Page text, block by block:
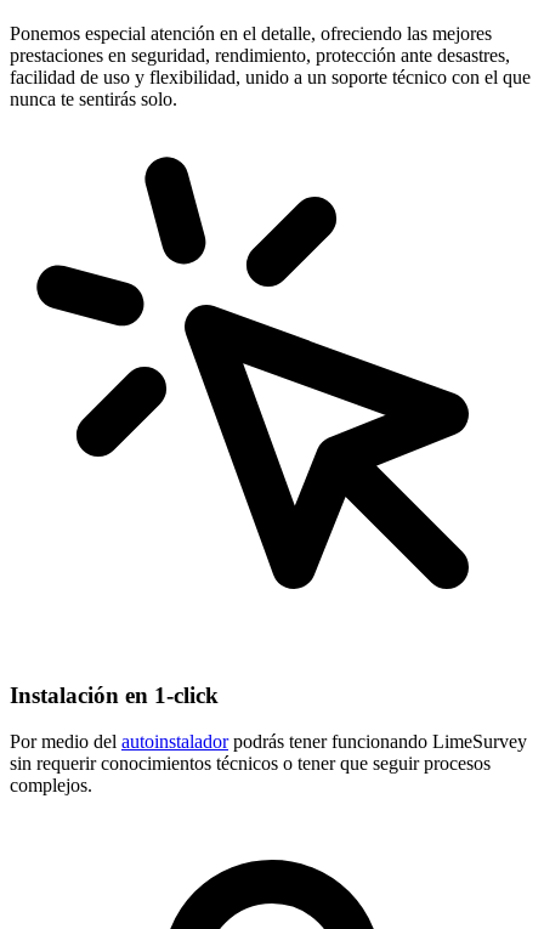
Ponemos especial atención en el detalle, ofreciendo las mejores
prestaciones en seguridad, rendimiento, protección ante desastres,
facilidad de uso y flexibilidad, unido a un soporte técnico con el que
nunca te sentirás solo.
Instalación en 1-click
Por medio del autoinstaladorpodrás tener funcionando LimeSurvey
sin requerir conocimientos técnicos o tener que seguir procesos
complejos.